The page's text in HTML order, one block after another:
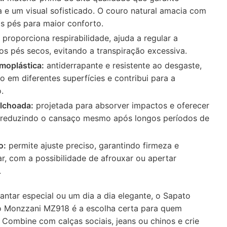
e um visual sofisticado. O couro natural amacia com
pés para maior conforto.
proporciona respirabilidade, ajuda a regular a
pés secos, evitando a transpiração excessiva.
antiderrapante e resistente ao desgaste,
em diferentes superfícies e contribui para a
projetada para absorver impactos e oferecer
o cansaço mesmo após longos períodos de
permite ajuste preciso, garantindo firmeza e
com a possibilidade de afrouxar ou apertar
especial ou um dia a dia elegante, o Sapato
MZ918 é a escolha certa para quem
com calças sociais, jeans ou chinos e crie